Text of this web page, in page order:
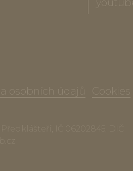
youtube
osobních údajů Cookies
IČ 06202845, DIČ